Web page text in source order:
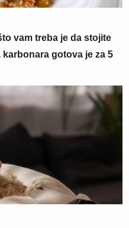
vam treba je da stojite
gotova je za 5